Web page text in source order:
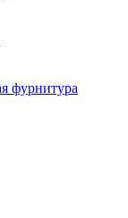
фурнитура